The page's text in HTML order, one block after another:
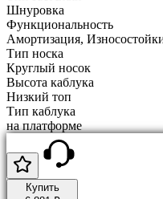
Шнуровка
Функциональность
Амортизация,
Тип носка
Круглый носок
Высота каблука
Низкий топ
Тип каблука
на платформе
Купить